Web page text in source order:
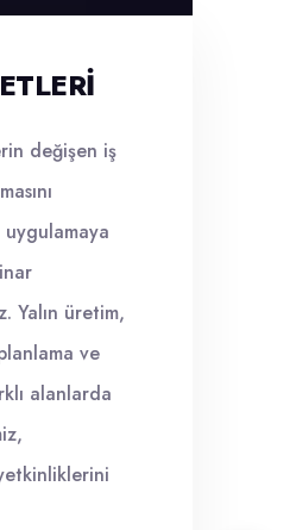
değişen iş
uygulamaya
Yalın üretim,
ve
alanlarda